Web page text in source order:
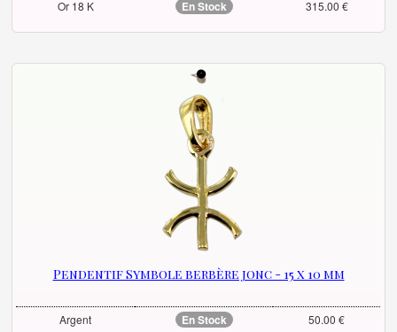
Or 18 K
En Stock 315.00 €
Pendentif Symbole berbère jonc - 15 x 10 mm
Argent En Stock
50.00 €